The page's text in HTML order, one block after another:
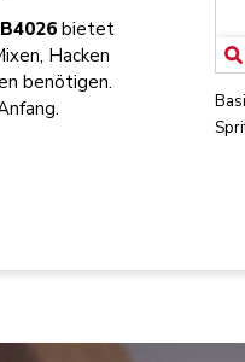
bietet
Hacken
benötigen.